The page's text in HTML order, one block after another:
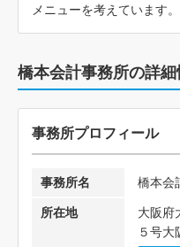
メニューを考えています。
橋本会計事務所の詳細
事務所プロフィール
事務所名
橋本会
所在地
大阪府
５号大